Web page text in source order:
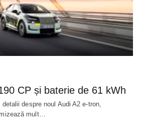
CP și baterie de 61 kWh
despre noul Audi A2 e-tron,
mult…